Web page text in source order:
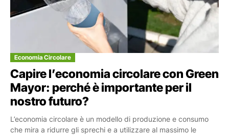
Economia Circolare
Capire l’economia circolare con Green
Mayor: perché è importante per il
nostro futuro?
L’economia circolare è un modello di produzione e consumo
che mira a ridurre gli sprechi e a utilizzare al massimo le